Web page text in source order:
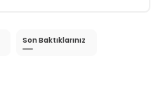
Son Baktıklarınız